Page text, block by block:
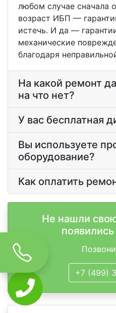
любом случае сначала
возраст ИБП —
истечь. И да —
механические
благодаря
На какой ремонт
на что нет?
У вас бесплатная
Вы используете
оборудование?
Как оплатить
Не нашли
+7 (499)